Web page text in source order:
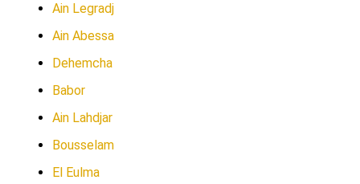
Ain Legradj
Ain Abessa
Dehemcha
Babor
Ain Lahdjar
Bousselam
El Eulma